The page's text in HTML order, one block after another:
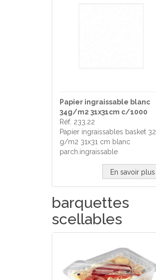
Papier ingraissable blanc
34g/m2 31x31cm c/1000
Réf. 233.22
Papier ingraissables basket 32
g/m2 31x31 cm blanc
parch.ingraissable
En savoir plus
barquettes
scellables